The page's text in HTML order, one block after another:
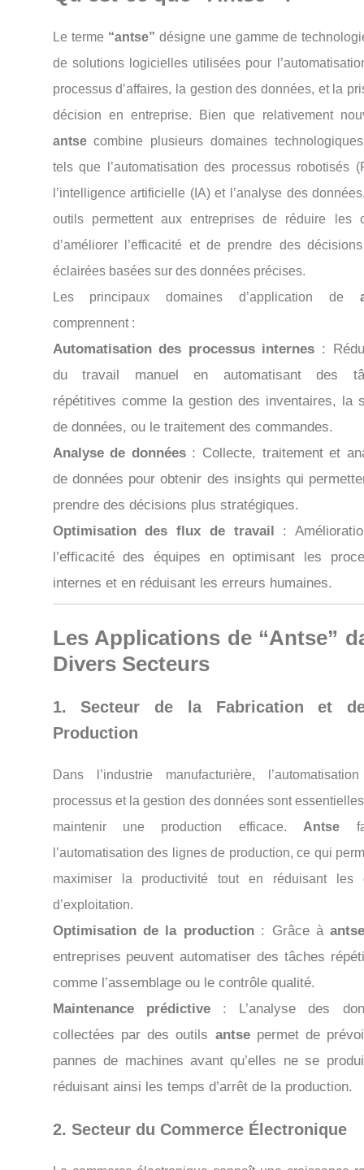
Le terme “antse” désigne une gamme de
de solutions logicielles utilisées pour
processus d’affaires, la gestion des données, et la
décision en entreprise. Bien que relativement
antsecombine plusieurs domaines
tels que l’automatisation des processus robotisés
l’intelligence artificielle (IA) et l’analyse des
outils permettent aux entreprises de réduire les
d’améliorer l’efficacité et de prendre des
éclairées basées sur des données précises.
Les principaux domaines d’application de
comprennent :
Automatisation des processus internes :
du travail manuel en automatisant des
répétitives comme la gestion des inventaires, la
de données, ou le traitement des commandes.
Analyse de données: Collecte, traitement et
de données pour obtenir des insights qui
prendre des décisions plus stratégiques.
Optimisation des flux de travail :
l’efficacité des équipes en optimisant les
internes et en réduisant les erreurs humaines.
Les Applications de “Antse”
Divers Secteurs
1. Secteur de la Fabrication et
Production
Dans l’industrie manufacturière,
processus et la gestion des données sont
maintenir une production efficace. Antse
l’automatisation des lignes de production, ce qui
maximiser la productivité tout en réduisant les
d’exploitation.
Optimisation de la production: Grâce à
entreprises peuvent automatiser des tâches
comme l’assemblage ou le contrôle qualité.
Maintenance prédictive: L’analyse des
collectées par des outils antsepermet de
pannes de machines avant qu’elles ne se
réduisant ainsi les temps d’arrêt de la production.
2. Secteur du Commerce Électronique